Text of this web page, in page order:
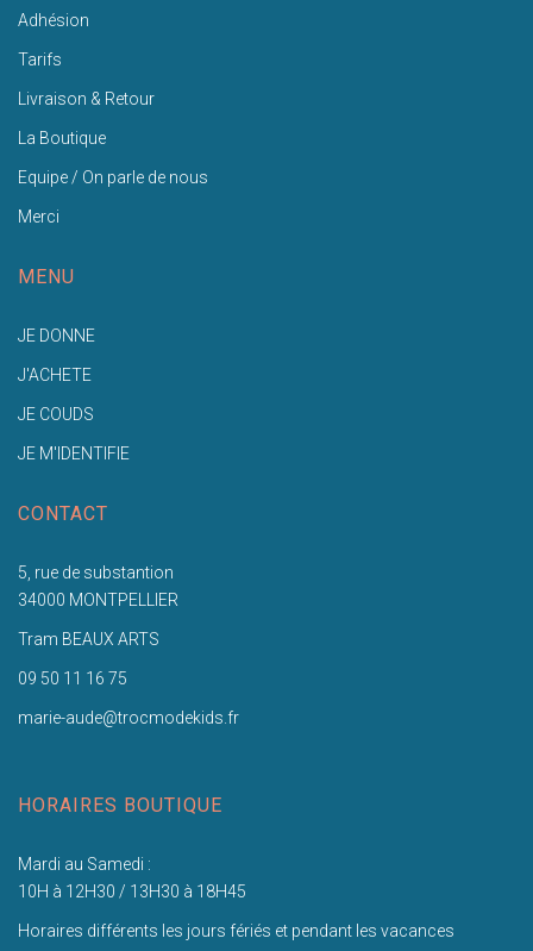
Adhésion
Tarifs
Livraison & Retour
La Boutique
Equipe / On parle de nous
Merci
MENU
JE DONNE
J'ACHETE
JE COUDS
JE M'IDENTIFIE
CONTACT
5, rue de substantion
34000 MONTPELLIER
Tram BEAUX ARTS
09 50 11 16 75
marie-aude@trocmodekids.fr
HORAIRES BOUTIQUE
Mardi au Samedi :
10H à 12H30 / 13H30 à 18H45
Horaires différents les jours fériés et pendant les vacances